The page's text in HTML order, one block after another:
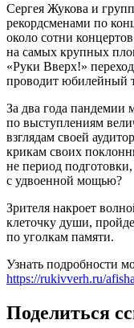
Сергея Жукова и
рекордсменами по
около сотни
на самых крупных
«Руки Вверх!»
проводит юбилейный
За два года пандемии
по выступлениям
взглядам своей
крикам своих
не период
с удвоенной мощью?
Зрителя накроет
клеточку души,
по уголкам памяти.
Узнать подробности
https://rukivverh.ru/
Поделиться